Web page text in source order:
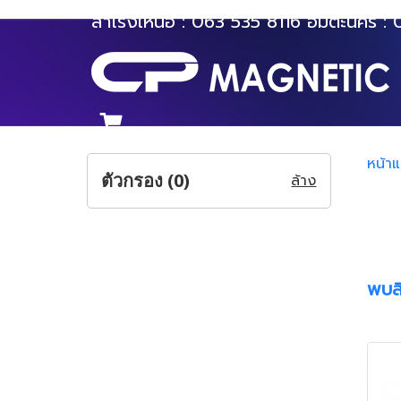
สำโรงเหนือ :063 535 8116อมตะนคร :
หน้า
พบ
ตัวกรอง (0) ล้าง